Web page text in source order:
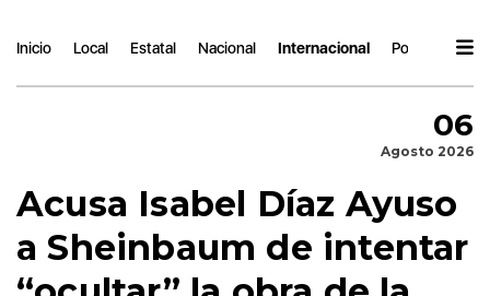
Inicio Local Estatal Nacional Internacional Política
06
Agosto 2026
Acusa Isabel Díaz Ayuso
a Sheinbaum de intentar